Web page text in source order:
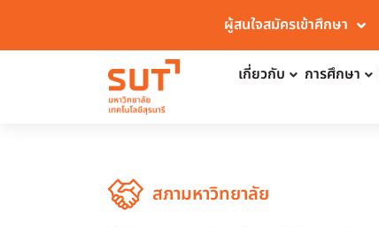
ผู้สนใจสมัครเข้าศึกษา
เกี่ยวกับ การศึกษา
สภามหาวิทยาลัย